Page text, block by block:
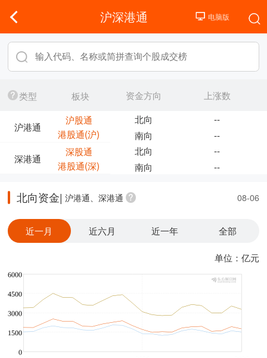
沪深港通
类型 板块
沪港通
沪股通
港股通(沪)
深港通
深股通
港股通(深)
资金方向
上涨数
北向
--
南向
--
北向
--
南向
--
北向资金| 沪港通、深港通 08-06
近一月 近六月 近一年 全部
单位：亿元